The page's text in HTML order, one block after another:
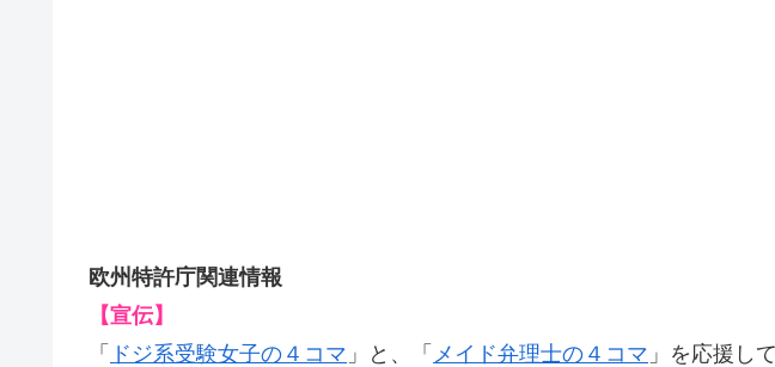
欧州特許庁関連情報
【宣伝】
「 ドジ系受験女子の４コマ 」と、「 メイド弁理士の４コマ 」を応援し